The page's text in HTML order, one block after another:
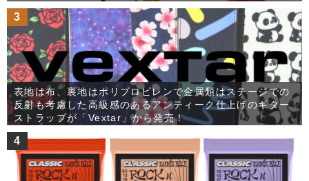
ー「XV-H3」が発売！
3
表地は布、裏地はポリプロピレンで金属類はステージでの
反射も考慮した高級感のあるアンティーク仕上げのギター
ストラップが「Vextar」から発売！
4